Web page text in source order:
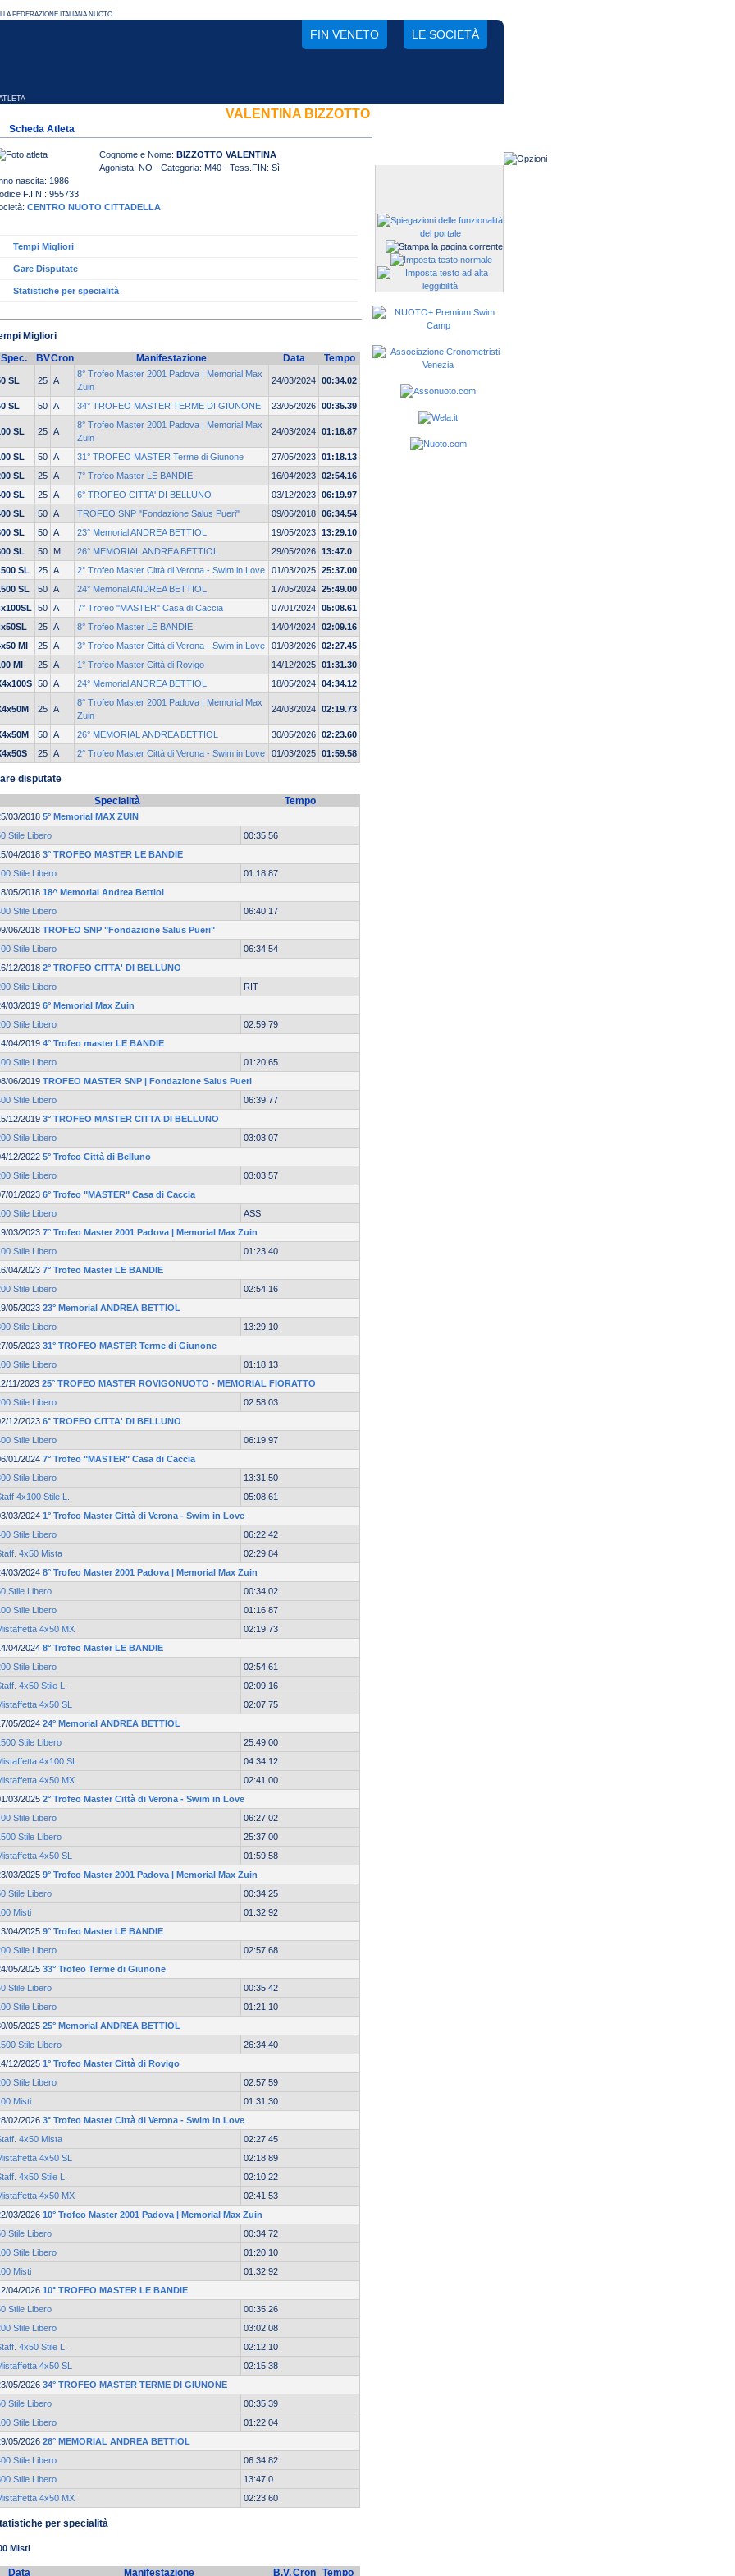
FIN VENETO LE SOCIETÀ
VALENTINA BIZZOTTO
Scheda Atleta
Cognome e Nome: BIZZOTTO VALENTINA
Agonista: NO - Categoria: M40 - Tess.FIN: Sì
nascita: 1986
F.I.N.: 955733
CENTRO NUOTO CITTADELLA
Tempi Migliori
Gare Disputate
Statistiche per specialità
Migliori
Spec.
BVCron Manifestazione Data Tempo
SL 25 A
8° Trofeo Master 2001 Padova | Memorial Max
Zuin
24/03/2024 00:34.02
SL 50 A 34° TROFEO MASTER TERME DI GIUNONE 23/05/2026 00:35.39
SL 25 A
8° Trofeo Master 2001 Padova | Memorial Max
Zuin
24/03/2024 01:16.87
SL 50 A 31° TROFEO MASTER Terme di Giunone 27/05/2023 01:18.13
SL
25 A 7° Trofeo Master LE BANDIE 16/04/2023 02:54.16
SL
25 A 6° TROFEO CITTA' DI BELLUNO 03/12/2023 06:19.97
SL
50 A TROFEO SNP "Fondazione Salus Pueri" 09/06/2018 06:34.54
SL
50 A 23° Memorial ANDREA BETTIOL 19/05/2023 13:29.10
SL
50 M 26° MEMORIAL ANDREA BETTIOL 29/05/2026 13:47.0
SL
25 A 2° Trofeo Master Città di Verona - Swim in Love 01/03/2025 25:37.00
SL
50 A 24° Memorial ANDREA BETTIOL 17/05/2024 25:49.00
50 A 7° Trofeo "MASTER" Casa di Caccia 07/01/2024 05:08.61
25 A 8° Trofeo Master LE BANDIE 14/04/2024 02:09.16
MI
25 A 3° Trofeo Master Città di Verona - Swim in Love 01/03/2026 02:27.45
MI
25 A 1° Trofeo Master Città di Rovigo 14/12/2025 01:31.30
50 A 24° Memorial ANDREA BETTIOL 18/05/2024 04:34.12
25 A
8° Trofeo Master 2001 Padova | Memorial Max
Zuin
24/03/2024 02:19.73
50 A 26° MEMORIAL ANDREA BETTIOL 30/05/2026 02:23.60
25 A 2° Trofeo Master Città di Verona - Swim in Love 01/03/2025 01:59.58
disputate
Specialità
Tempo
03/2018 5° Memorial MAX ZUIN
Stile Libero
00:35.56
04/2018 3° TROFEO MASTER LE BANDIE
Stile Libero
01:18.87
05/2018 18^ Memorial Andrea Bettiol
Stile Libero
06:40.17
06/2018 TROFEO SNP "Fondazione Salus Pueri"
Stile Libero
06:34.54
12/2018 2° TROFEO CITTA' DI BELLUNO
Stile Libero
RIT
03/2019 6° Memorial Max Zuin
Stile Libero
02:59.79
04/2019 4° Trofeo master LE BANDIE
Stile Libero
01:20.65
06/2019 TROFEO MASTER SNP | Fondazione Salus Pueri
Stile Libero
06:39.77
12/2019 3° TROFEO MASTER CITTA DI BELLUNO
Stile Libero
03:03.07
12/2022 5° Trofeo Città di Belluno
Stile Libero
03:03.57
01/2023 6° Trofeo "MASTER" Casa di Caccia
Stile Libero
ASS
03/2023 7° Trofeo Master 2001 Padova | Memorial Max Zuin
Stile Libero
01:23.40
04/2023 7° Trofeo Master LE BANDIE
Stile Libero
02:54.16
05/2023 23° Memorial ANDREA BETTIOL
Stile Libero
13:29.10
05/2023 31° TROFEO MASTER Terme di Giunone
Stile Libero
01:18.13
11/2023 25° TROFEO MASTER ROVIGONUOTO - MEMORIAL FIORATTO
Stile Libero
02:58.03
12/2023 6° TROFEO CITTA' DI BELLUNO
Stile Libero
06:19.97
01/2024 7° Trofeo "MASTER" Casa di Caccia
Stile Libero
13:31.50
4x100 Stile L.
05:08.61
03/2024 1° Trofeo Master Città di Verona - Swim in Love
Stile Libero
06:22.42
4x50 Mista
02:29.84
03/2024 8° Trofeo Master 2001 Padova | Memorial Max Zuin
Stile Libero
00:34.02
Stile Libero
01:16.87
4x50 MX
02:19.73
04/2024 8° Trofeo Master LE BANDIE
Stile Libero
02:54.61
4x50 Stile L.
02:09.16
4x50 SL
02:07.75
05/2024 24° Memorial ANDREA BETTIOL
Stile Libero
25:49.00
4x100 SL
04:34.12
4x50 MX
02:41.00
03/2025 2° Trofeo Master Città di Verona - Swim in Love
Stile Libero
06:27.02
Stile Libero
25:37.00
4x50 SL
01:59.58
03/2025 9° Trofeo Master 2001 Padova | Memorial Max Zuin
Stile Libero
00:34.25
Misti
01:32.92
04/2025 9° Trofeo Master LE BANDIE
Stile Libero
02:57.68
05/2025 33° Trofeo Terme di Giunone
Stile Libero
00:35.42
Stile Libero
01:21.10
05/2025 25° Memorial ANDREA BETTIOL
Stile Libero
26:34.40
12/2025 1° Trofeo Master Città di Rovigo
Stile Libero
02:57.59
Misti
01:31.30
02/2026 3° Trofeo Master Città di Verona - Swim in Love
4x50 Mista
02:27.45
4x50 SL
02:18.89
4x50 Stile L.
02:10.22
4x50 MX
02:41.53
03/2026 10° Trofeo Master 2001 Padova | Memorial Max Zuin
Stile Libero
00:34.72
Stile Libero
01:20.10
Misti
01:32.92
04/2026 10° TROFEO MASTER LE BANDIE
Stile Libero
00:35.26
Stile Libero
03:02.08
4x50 Stile L.
02:12.10
4x50 SL
02:15.38
05/2026 34° TROFEO MASTER TERME DI GIUNONE
Stile Libero
00:35.39
Stile Libero
01:22.04
05/2026 26° MEMORIAL ANDREA BETTIOL
Stile Libero
06:34.82
Stile Libero
13:47.0
4x50 MX
02:23.60
per specialità
Misti
Data Manifestazione B.V.Cron Tempo